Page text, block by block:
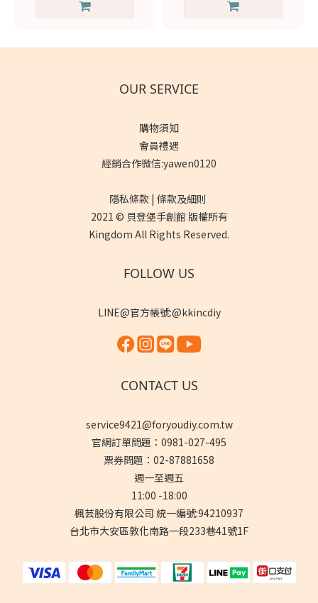
OUR SERVICE
購物須知
會員禮遇
經銷合作微信:yawen0120
隱私條款 | 條款及細則
2021 © 貝登堡手創館 版權所有
Kingdom All Rights Reserved.
FOLLOW US
LINE@官方帳號:@kkincdiy
CONTACT US
service9421@foryoudiy.com.tw
官網訂單問題：0981-027-495
票券問題：02-87881658
週一至週五
11:00 -18:00
楓芸股份有限公司 統一編號:94210937
台北市大安區敦化南路一段233巷41號1F